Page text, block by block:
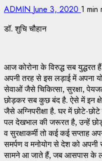
ADMIN June 3, 2020 1 min
डॉ. शुचि चौहान
आज कोरोना के विरुद्ध सब युद्धरत
अपनी तरह से इस लड़ाई में अपना
सेवाओं जैसे चिकित्सा, सुरक्षा,
छोड़कर सब कुछ बंद है. ऐसे में इन
जैसे अग्निपरीक्षा है. घर में छोटे-छोटे
पल देखभाल की जरूरत है, उन्हें
व सुरक्षाकर्मी तो कई कई सप्ताह
समर्पण व मनोयोग से देश को अपनी
सामने आ जाते हैं, जब आसपास के